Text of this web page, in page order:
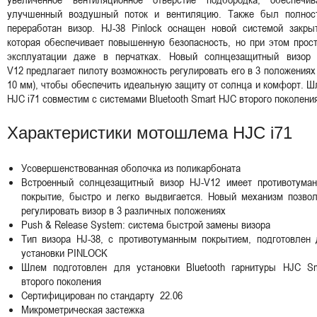
улучшенный воздушный поток и вентиляцию. Также был
переработан визор. HJ-38 Pinlock оснащен новой системой
которая обеспечивает повышенную безопасность, но при этом
эксплуатации даже в перчатках. Новый солнцезащитный визор
V12 предлагает пилоту возможность регулировать его в 3
10 мм), чтобы обеспечить идеальную защиту от солнца и комфорт.
HJC i71 совместим с системами Bluetooth Smart HJC второго
Характеристики мотошлема HJC i71
Усовершенствованная оболочка из поликарбоната
Встроенный солнцезащитный визор HJ-V12 имеет
покрытие, быстро и легко выдвигается. Новый механизм
регулировать визор в 3 различных положениях
Push & Release System: система быстрой замены визора
Тип визора HJ-38, с противотуманным покрытием, подготовлен
установки PINLOCK
Шлем подготовлен для установки Bluetooth гарнитуры HJC
второго поколения
Сертифицирован по стандарту 22.06
Микрометрическая застежка